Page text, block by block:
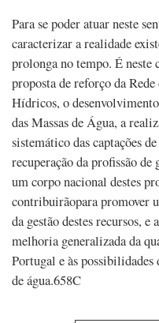
Para se poder atuar neste
caracterizar a realidade
prolonga no tempo. É neste
proposta de reforço da
Hídricos, o
das Massas de Água, a
sistemático das captações
recuperação da profissão
um corpo nacional destes
contribuirãopara promover
da gestão destes recursos,
melhoria generalizada da
Portugal e às possibilidades
de água.658C